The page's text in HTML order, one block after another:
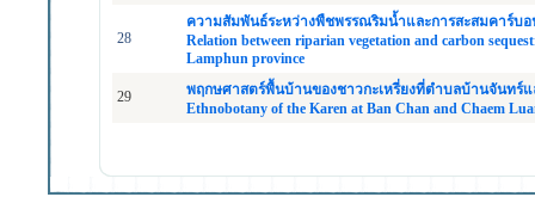
28
ความสัมพันธ์ระหว่างพืชพรรณริมน้ำและการสะสมคาร์บ
Relation between riparian vegetation and carbon
Lamphun province
29
พฤกษศาสตร์พื้นบ้านของชาวกะเหรี่ยงที่ตำบลบ้านจันทร์
Ethnobotany of the Karen at Ban Chan and Chaem